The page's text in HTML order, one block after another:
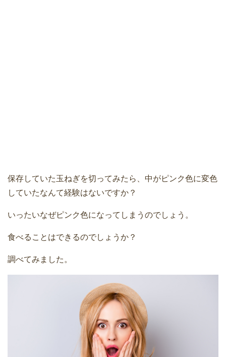
保存していた玉ねぎを切ってみたら、中がピンク色に変色
していたなんて経験はないですか？
いったいなぜピンク色になってしまうのでしょう。
食べることはできるのでしょうか？
調べてみました。